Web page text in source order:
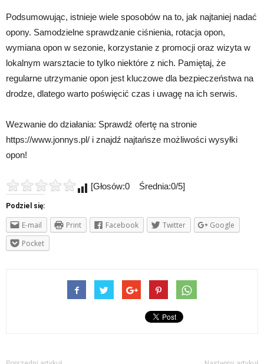
Podsumowując, istnieje wiele sposobów na to, jak najtaniej nadać
opony. Samodzielne sprawdzanie ciśnienia, rotacja opon,
wymiana opon w sezonie, korzystanie z promocji oraz wizyta w
lokalnym warsztacie to tylko niektóre z nich. Pamiętaj, że
regularne utrzymanie opon jest kluczowe dla bezpieczeństwa na
drodze, dlatego warto poświęcić czas i uwagę na ich serwis.
Wezwanie do działania: Sprawdź ofertę na stronie
https://www.jonnys.pl/ i znajdź najtańsze możliwości wysyłki
opon!
[Głosów:0 Średnia:0/5]
Podziel się:
E-mail Print Facebook Twitter
Google
Pocket